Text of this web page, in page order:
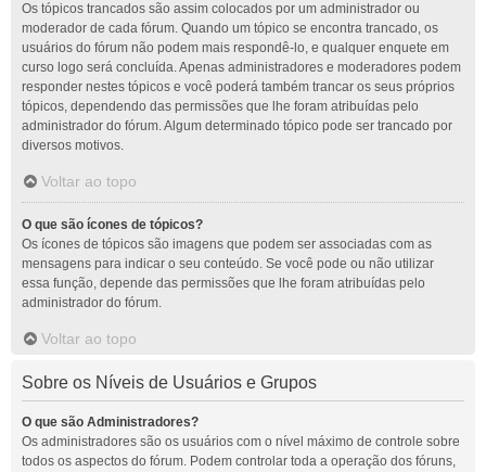
Os tópicos trancados são assim colocados por um administrador ou
moderador de cada fórum. Quando um tópico se encontra trancado, os
usuários do fórum não podem mais respondê-lo, e qualquer enquete em
curso logo será concluída. Apenas administradores e moderadores podem
responder nestes tópicos e você poderá também trancar os seus próprios
tópicos, dependendo das permissões que lhe foram atribuídas pelo
administrador do fórum. Algum determinado tópico pode ser trancado por
diversos motivos.
Voltar ao topo
O que são ícones de tópicos?
Os ícones de tópicos são imagens que podem ser associadas com as
mensagens para indicar o seu conteúdo. Se você pode ou não utilizar
essa função, depende das permissões que lhe foram atribuídas pelo
administrador do fórum.
Voltar ao topo
Sobre os Níveis de Usuários e Grupos
O que são Administradores?
Os administradores são os usuários com o nível máximo de controle sobre
todos os aspectos do fórum. Podem controlar toda a operação dos fóruns,